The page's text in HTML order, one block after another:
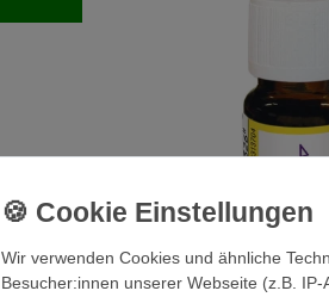
Wir verwenden Cookies und ähnliche
Besucher:innen unserer Webseite (z.B.